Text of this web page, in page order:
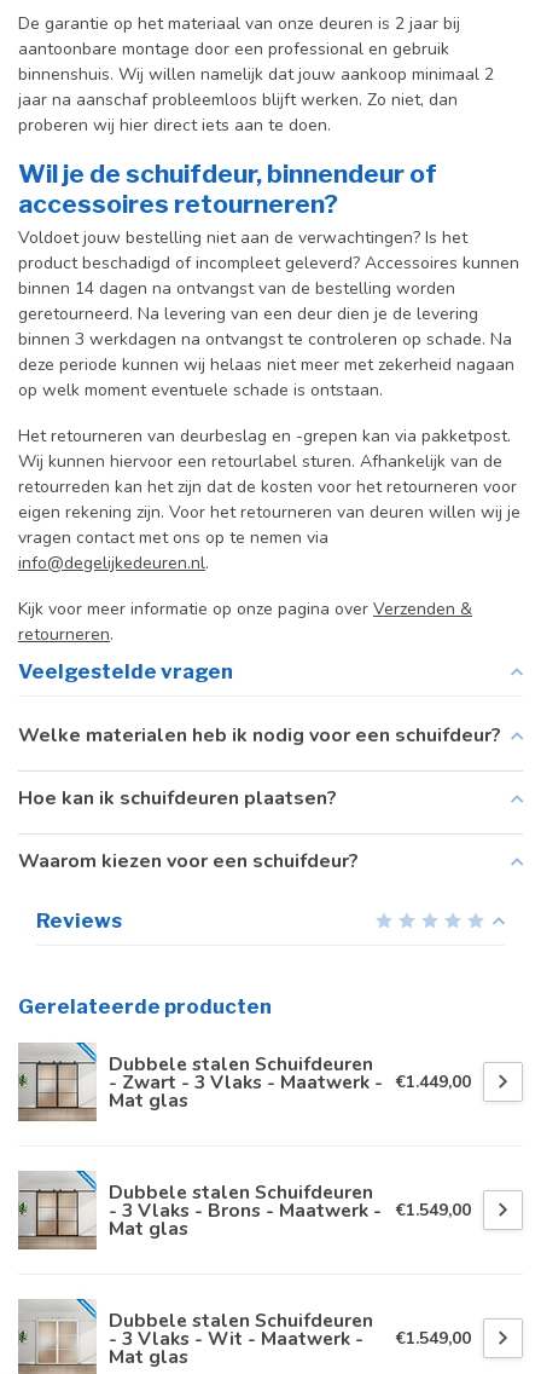
De garantie op het materiaal van onze deuren is 2 jaar bij
aantoonbare montage door een professional en gebruik
binnenshuis. Wij willen namelijk dat jouw aankoop minimaal 2
jaar na aanschaf probleemloos blijft werken. Zo niet, dan
proberen wij hier direct iets aan te doen.
Wil je de schuifdeur, binnendeur of
accessoires retourneren?
Voldoet jouw bestelling niet aan de verwachtingen? Is het
product beschadigd of incompleet geleverd? Accessoires kunnen
binnen 14 dagen na ontvangst van de bestelling worden
geretourneerd. Na levering van een deur dien je de levering
binnen 3 werkdagen na ontvangst te controleren op schade. Na
deze periode kunnen wij helaas niet meer met zekerheid nagaan
op welk moment eventuele schade is ontstaan.
Het retourneren van deurbeslag en -grepen kan via pakketpost.
Wij kunnen hiervoor een retourlabel sturen. Afhankelijk van de
retourreden kan het zijn dat de kosten voor het retourneren voor
eigen rekening zijn. Voor het retourneren van deuren willen wij je
vragen contact met ons op te nemen via
info@degelijkedeuren.nl.
Kijk voor meer informatie op onze pagina over Verzenden &
retourneren.
Veelgestelde vragen
Welke materialen heb ik nodig voor een schuifdeur?
Hoe kan ik schuifdeuren plaatsen?
Waarom kiezen voor een schuifdeur?
Reviews
Gerelateerde producten
Dubbele stalen Schuifdeuren
- Zwart - 3 Vlaks - Maatwerk -
Mat glas
€1.449,00
Dubbele stalen Schuifdeuren
- 3 Vlaks - Brons - Maatwerk -
Mat glas
€1.549,00
Dubbele stalen Schuifdeuren
- 3 Vlaks - Wit - Maatwerk -
Mat glas
€1.549,00